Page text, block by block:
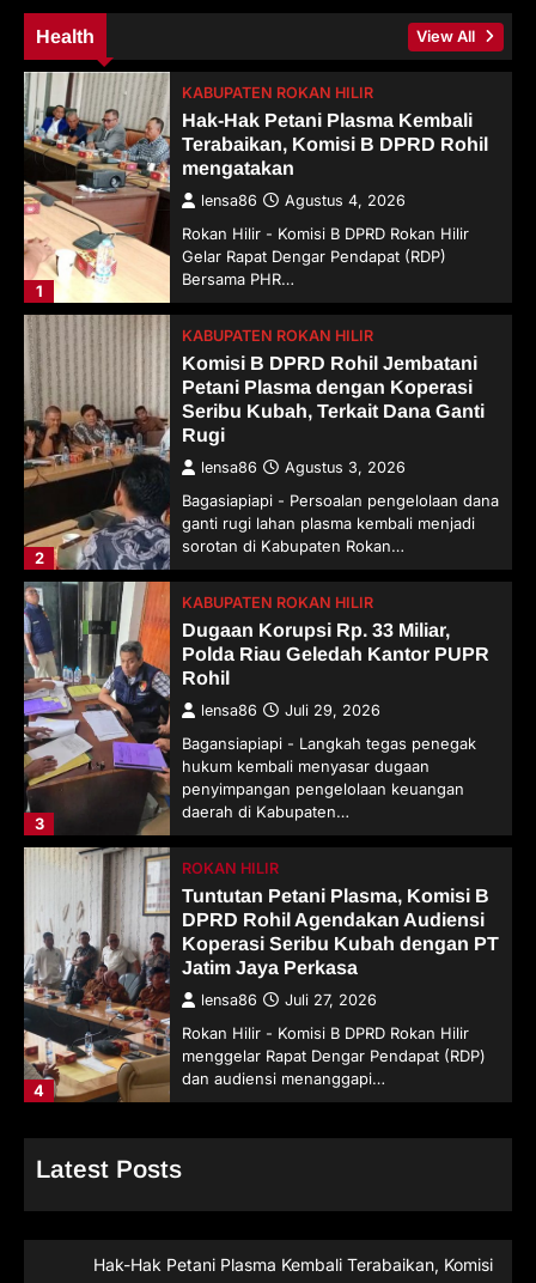
Health View All
1
KABUPATEN ROKAN HILIR
Hak-Hak Petani Plasma Kembali
Terabaikan, Komisi B DPRD Rohil
mengatakan
lensa86 Agustus 4, 2026
Rokan Hilir - Komisi B DPRD Rokan Hilir
Gelar Rapat Dengar Pendapat (RDP)
Bersama PHR…
2
KABUPATEN ROKAN HILIR
Komisi B DPRD Rohil Jembatani
Petani Plasma dengan Koperasi
Seribu Kubah, Terkait Dana Ganti
Rugi
lensa86 Agustus 3, 2026
Bagasiapiapi - Persoalan pengelolaan dana
ganti rugi lahan plasma kembali menjadi
sorotan di Kabupaten Rokan…
3
KABUPATEN ROKAN HILIR
Dugaan Korupsi Rp. 33 Miliar,
Polda Riau Geledah Kantor PUPR
Rohil
lensa86 Juli 29, 2026
Bagansiapiapi - Langkah tegas penegak
hukum kembali menyasar dugaan
penyimpangan pengelolaan keuangan
daerah di Kabupaten…
4
ROKAN HILIR
Tuntutan Petani Plasma, Komisi B
DPRD Rohil Agendakan Audiensi
Koperasi Seribu Kubah dengan PT
Jatim Jaya Perkasa
lensa86 Juli 27, 2026
Rokan Hilir - Komisi B DPRD Rokan Hilir
menggelar Rapat Dengar Pendapat (RDP)
dan audiensi menanggapi…
Latest Posts
Hak-Hak Petani Plasma Kembali Terabaikan, Komisi